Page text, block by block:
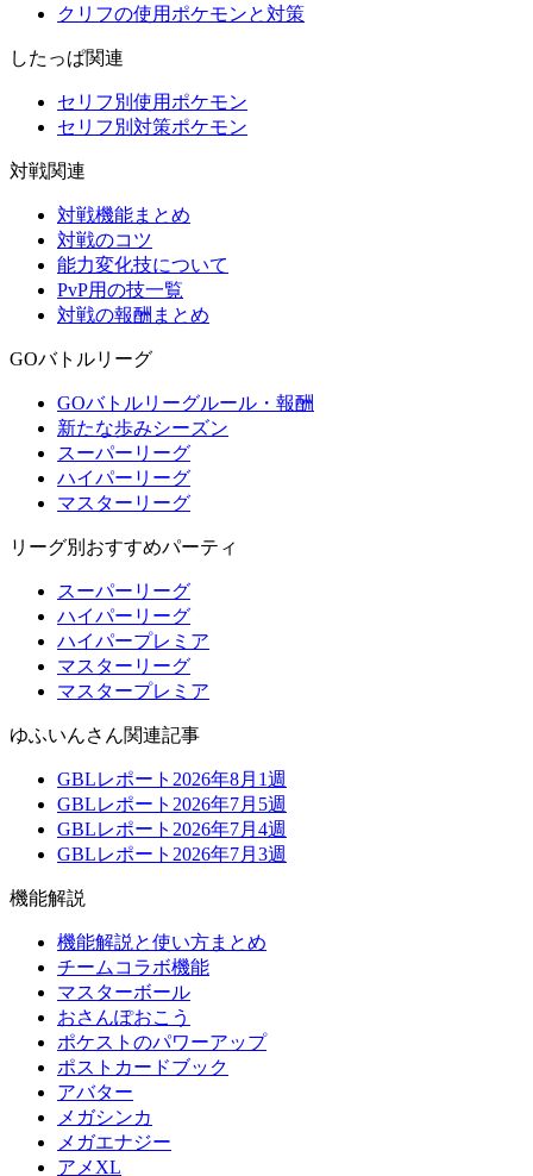
クリフの使用ポケモンと対策
したっぱ関連
セリフ別使用ポケモン
セリフ別対策ポケモン
対戦関連
対戦機能まとめ
対戦のコツ
能力変化技について
PvP用の技一覧
対戦の報酬まとめ
GOバトルリーグ
GOバトルリーグルール・報酬
新たな歩みシーズン
スーパーリーグ
ハイパーリーグ
マスターリーグ
リーグ別おすすめパーティ
スーパーリーグ
ハイパーリーグ
ハイパープレミア
マスターリーグ
マスタープレミア
ゆふいんさん関連記事
GBLレポート2026年8月1週
GBLレポート2026年7月5週
GBLレポート2026年7月4週
GBLレポート2026年7月3週
機能解説
機能解説と使い方まとめ
チームコラボ機能
マスターボール
おさんぽおこう
ポケストのパワーアップ
ポストカードブック
アバター
メガシンカ
メガエナジー
アメXL